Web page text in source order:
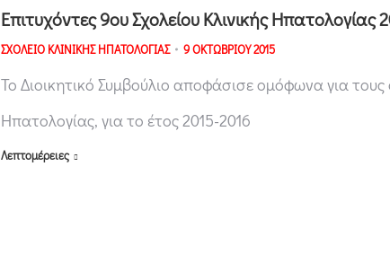
Επιτυχόντες 9ου Σχολείου Κλινικής Ηπατολογίας
ΣΧΟΛΕΙΟ ΚΛΙΝΙΚΗΣ ΗΠΑΤΟΛΟΓΙΑΣ 9 ΟΚΤΩΒΡΙΟΥ 2015
Το Διοικητικό Συμβούλιο αποφάσισε ομόφωνα για τους
Ηπατολογίας, για το έτος 2015-2016
Λεπτομέρειες